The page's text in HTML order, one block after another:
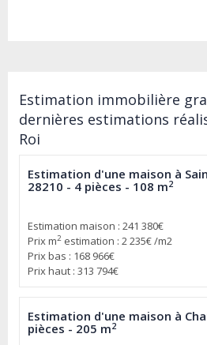
Estimation immobilière
dernières estimations
Roi
Estimation d'une maison à
28210 - 4 pièces - 108 m2
Estimation maison : 241 380€
Prix m2 estimation : 2 235€ /m2
Prix bas : 168 966€
Prix haut : 313 794€
Estimation d'une maison à
pièces - 205 m2